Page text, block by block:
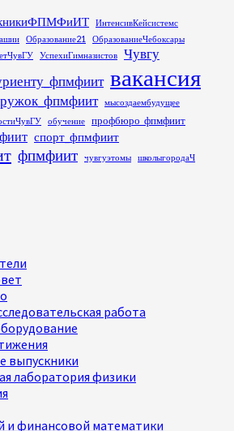
ИнтенсивКейсистемс
Образование21
ОбразованиеЧебоксары
УспехиГимназистов Чувгу
вакансия
мысоздаембудущее
обучение профбюро_фпмфиит
спорт_фпмфиит
фпмфиит чувгуэтомы школыгородаЧ
работа
выпускники
лаборатория физики
и финансовой математики